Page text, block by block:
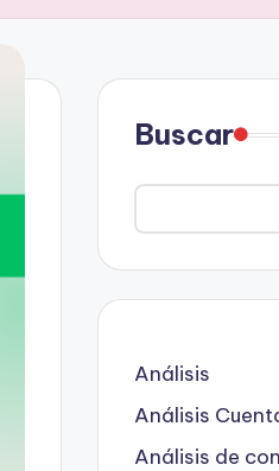
Buscar
Análisis
Análisis
Análisis de